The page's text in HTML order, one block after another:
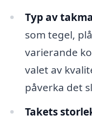
Typ av
som tegel,
varierande
valet av
påverka det
Takets